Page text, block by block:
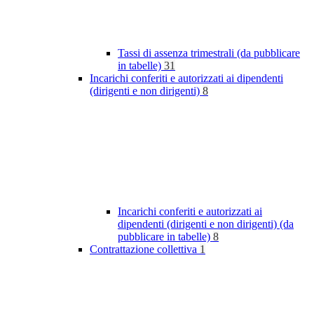
Tassi di assenza trimestrali (da pubblicare
in tabelle) 31
Incarichi conferiti e autorizzati ai dipendenti
(dirigenti e non dirigenti) 8
Incarichi conferiti e autorizzati ai
dipendenti (dirigenti e non dirigenti) (da
pubblicare in tabelle) 8
Contrattazione collettiva 1